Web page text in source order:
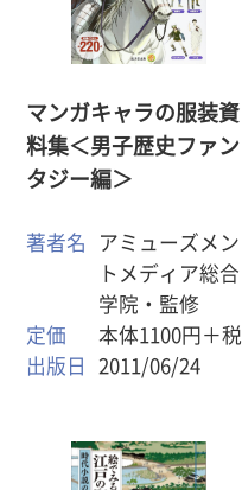
マンガキャラの服装資
料集＜男子歴史ファン
タジー編＞
著者名
アミューズメン
トメディア総合
学院・監修
定価
本体1100円＋税
出版日
2011/06/24